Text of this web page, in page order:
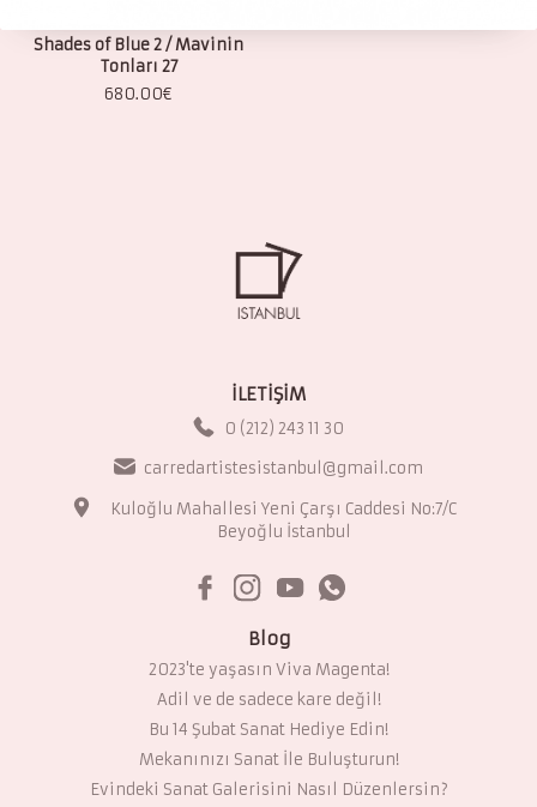
Shades of Blue 2 / Mavinin
Tonları 27
680.00€
İLETİŞİM
0 (212) 243 11 30
carredartistesistanbul@gmail.com
Kuloğlu Mahallesi Yeni Çarşı Caddesi No:7/C
Beyoğlu İstanbul
Blog
2023'te yaşasın Viva Magenta!
Adil ve de sadece kare değil!
Bu 14 Şubat Sanat Hediye Edin!
Mekanınızı Sanat İle Buluşturun!
Evindeki Sanat Galerisini Nasıl Düzenlersin?